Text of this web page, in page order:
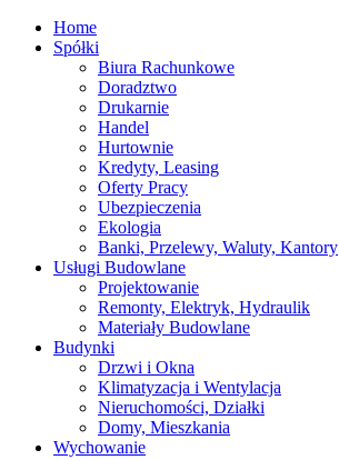
Home
Spółki
Biura Rachunkowe
Doradztwo
Drukarnie
Handel
Hurtownie
Kredyty, Leasing
Oferty Pracy
Ubezpieczenia
Ekologia
Banki, Przelewy, Waluty, Kantory
Usługi Budowlane
Projektowanie
Remonty, Elektryk, Hydraulik
Materiały Budowlane
Budynki
Drzwi i Okna
Klimatyzacja i Wentylacja
Nieruchomości, Działki
Domy, Mieszkania
Wychowanie